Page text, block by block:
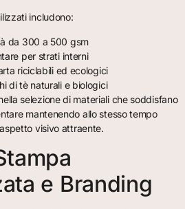
includono:
da 300 a 500 gsm
per strati interni
riciclabili ed ecologici
di tè naturali e biologici
selezione di materiali che soddisfano
mantenendo allo stesso tempo
visivo attraente.
e Branding